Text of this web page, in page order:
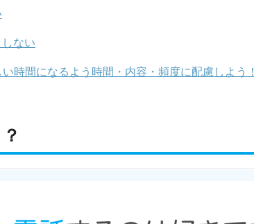
ない
時間になるよう時間・内容・頻度に配慮しよう！